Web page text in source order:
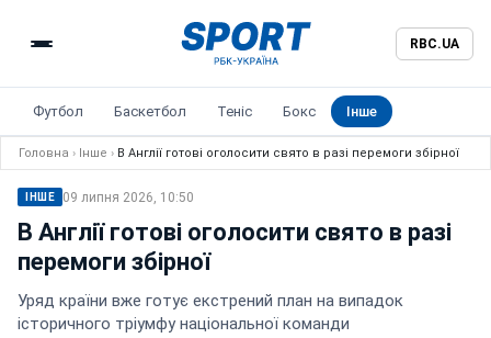
RBC.UA
Футбол Баскетбол Теніс Бокс Інше
Головна › Інше › В Англії готові оголосити свято в разі перемоги збірної
ІНШЕ 09 липня 2026, 10:50
В Англії готові оголосити свято в разі
перемоги збірної
Уряд країни вже готує екстрений план на випадок
історичного тріумфу національної команди